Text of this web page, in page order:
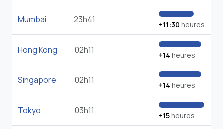
Mumbai 23h41 +11:30 heures
Hong Kong 02h11 +14 heures
Singapore 02h11 +14 heures
Tokyo 03h11 +15heures